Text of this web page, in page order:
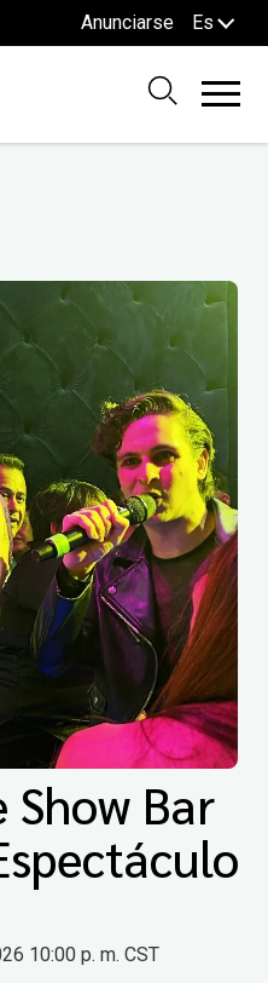
Anunciarse Es
Bar
10:00 p. m. CST